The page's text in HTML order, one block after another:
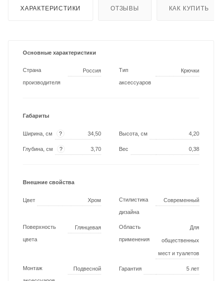
ХАРАКТЕРИСТИКИ ОТЗЫВЫ КАК КУПИТЬ
Основные характеристики
Страна
производителя
Россия Тип
аксессуаров
Крючки
Габариты
Ширина, см ? 34,50 Высота, см 4,20
Глубина, см ? 3,70 Вес 0,38
Внешние свойства
Цвет Хром Стилистика
дизайна
Современный
Поверхность
цвета
Глянцевая Область
применения
Для
общественных
мест и туалетов
Монтаж Подвесной Гарантия 5 лет